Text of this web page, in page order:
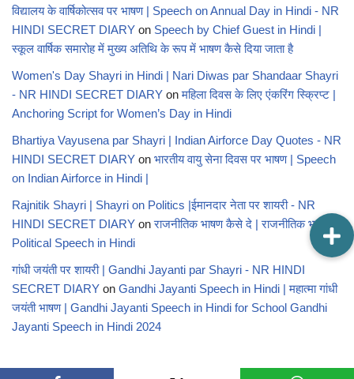
विद्यालय के वार्षिकोत्सव पर भाषण | Speech on Annual Day in Hindi - NR
HINDI SECRET DIARY on Speech by Chief Guest in Hindi |
स्कूल वार्षिक समारोह में मुख्य अतिथि के रूप में भाषण कैसे दिया जाता है
Women's Day Shayri in Hindi | Nari Diwas par Shandaar Shayri
- NR HINDI SECRET DIARY onमहिला दिवस के लिए एंकरिंग स्क्रिप्ट |
Anchoring Script for Women’s Day in Hindi
Bhartiya Vayusena par Shayri | Indian Airforce Day Quotes - NR
HINDI SECRET DIARY on भारतीय वायु सेना दिवस पर भाषण | Speech
on Indian Airforce in Hindi |
Rajnitik Shayri | Shayri on Politics |ईमानदार नेता पर शायरी - NR
HINDI SECRET DIARY onराजनीतिक भाषण कैसे दे | राजनीतिक भाषण |
Political Speech in Hindi
गांधी जयंती पर शायरी | Gandhi Jayanti par Shayri - NR HINDI
SECRET DIARY on Gandhi Jayanti Speech in Hindi | महात्मा गांधी
जयंती भाषण | Gandhi Jayanti Speech in Hindi for School Gandhi
Jayanti Speech in Hindi 2024